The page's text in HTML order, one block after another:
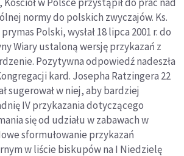
normy do polskich zwyczajów. Ks.
Polski, wysłał 18 lipca 2001 r. do
Wiary ustaloną wersję przykazań z
Pozytywna odpowiedź nadeszła
kard. Josepha Ratzingera 22
sugerował w niej, aby bardziej
IV przykazania dotyczącego
się od udziału w zabawach w
sformułowanie przykazań
w liście biskupów na I Niedzielę